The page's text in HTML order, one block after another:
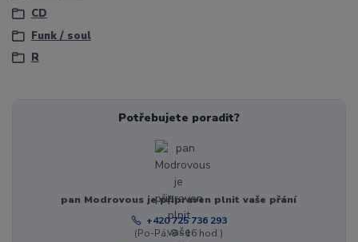
CD
Funk / soul
R
Potřebujete poradit?
pan Modrovous je připraven plnit vaše přání
+420 725 736 293
(Po-Pá, 8 - 16 hod.)